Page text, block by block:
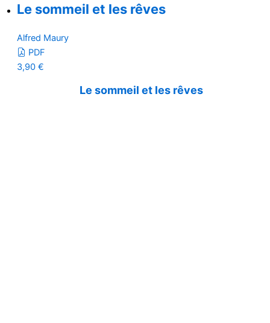
Le sommeil et les rêves
Alfred Maury
PDF
3,90 €
Le sommeil et les rêves